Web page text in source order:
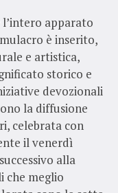
apparato
è inserito,
e artistica,
storico e
devozionali
la diffusione
celebrata con
il venerdì
alla
che meglio